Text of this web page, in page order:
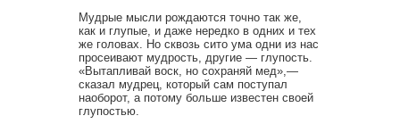
Мудрые мысли рождаются точно так же,
как и глупые, и даже нередко в одних и тех
же головах. Но сквозь сито ума одни из нас
просеивают мудрость, другие — глупость.
«Вытапливай воск, но сохраняй мед»,—
сказал мудрец, который сам поступал
наоборот, а потому больше известен своей
глупостью.